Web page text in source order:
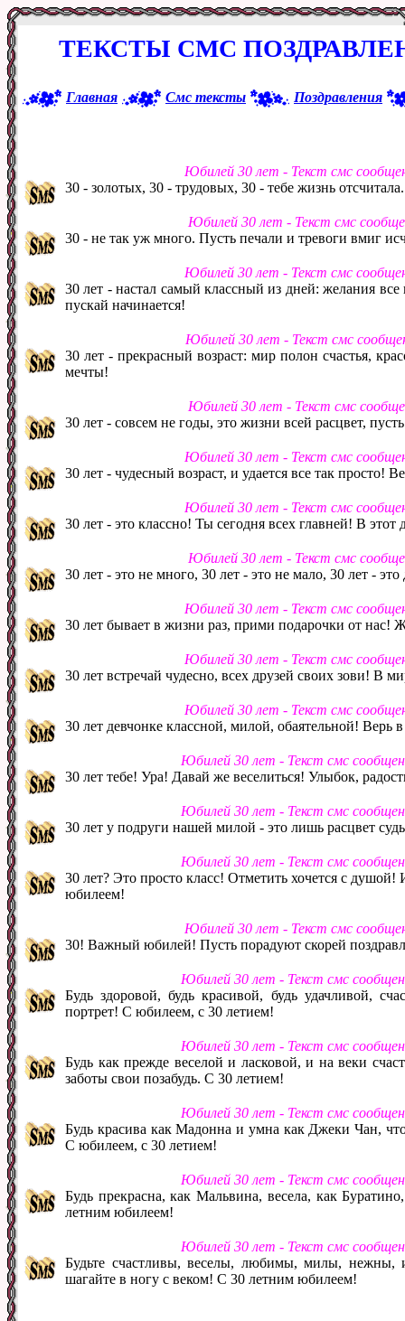
ТЕКСТЫ СМС
Главная Смс тексты Поздравления
Юбилей 30 лет - Текст смс
30 - золотых, 30 - трудовых, 30 - тебе жизнь
Юбилей 30 лет - Текст смс
30 - не так уж много. Пусть печали и тревоги вмиг
Юбилей 30 лет - Текст смс
30 лет - настал самый классный из дней: желания
пускай начинается!
Юбилей 30 лет - Текст смс
30 лет - прекрасный возраст: мир полон счастья,
мечты!
Юбилей 30 лет - Текст смс
30 лет - совсем не годы, это жизни всей расцвет,
Юбилей 30 лет - Текст смс
30 лет - чудесный возраст, и удается все так просто!
Юбилей 30 лет - Текст смс
30 лет - это классно! Ты сегодня всех главней! В
Юбилей 30 лет - Текст смс
30 лет - это не много, 30 лет - это не мало, 30 лет -
Юбилей 30 лет - Текст смс
30 лет бывает в жизни раз, прими подарочки от нас!
Юбилей 30 лет - Текст смс
30 лет встречай чудесно, всех друзей своих зови! В
Юбилей 30 лет - Текст смс
30 лет девчонке классной, милой, обаятельной! Верь
Юбилей 30 лет - Текст смс
30 лет тебе! Ура! Давай же веселиться! Улыбок,
Юбилей 30 лет - Текст смс
30 лет у подруги нашей милой - это лишь расцвет
Юбилей 30 лет - Текст смс
30 лет? Это просто класс! Отметить хочется с
юбилеем!
Юбилей 30 лет - Текст смс
30! Важный юбилей! Пусть порадуют скорей
Юбилей 30 лет - Текст смс
Будь здоровой, будь красивой, будь удачливой,
портрет! С юбилеем, с 30 летием!
Юбилей 30 лет - Текст смс
Будь как прежде веселой и ласковой, и на веки
заботы свои позабудь. С 30 летием!
Юбилей 30 лет - Текст смс
Будь красива как Мадонна и умна как Джеки Чан,
С юбилеем, с 30 летием!
Юбилей 30 лет - Текст смс
Будь прекрасна, как Мальвина, весела, как
летним юбилеем!
Юбилей 30 лет - Текст смс
Будьте счастливы, веселы, любимы, милы,
шагайте в ногу с веком! С 30 летним юбилеем!